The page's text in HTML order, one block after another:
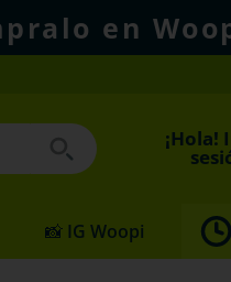
en
¡Hola!
📸 IG Woopi